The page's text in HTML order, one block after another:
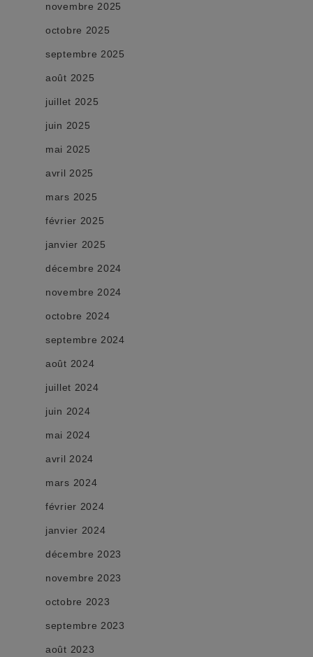
novembre 2025
octobre 2025
septembre 2025
août 2025
juillet 2025
juin 2025
mai 2025
avril 2025
mars 2025
février 2025
janvier 2025
décembre 2024
novembre 2024
octobre 2024
septembre 2024
août 2024
juillet 2024
juin 2024
mai 2024
avril 2024
mars 2024
février 2024
janvier 2024
décembre 2023
novembre 2023
octobre 2023
septembre 2023
août 2023